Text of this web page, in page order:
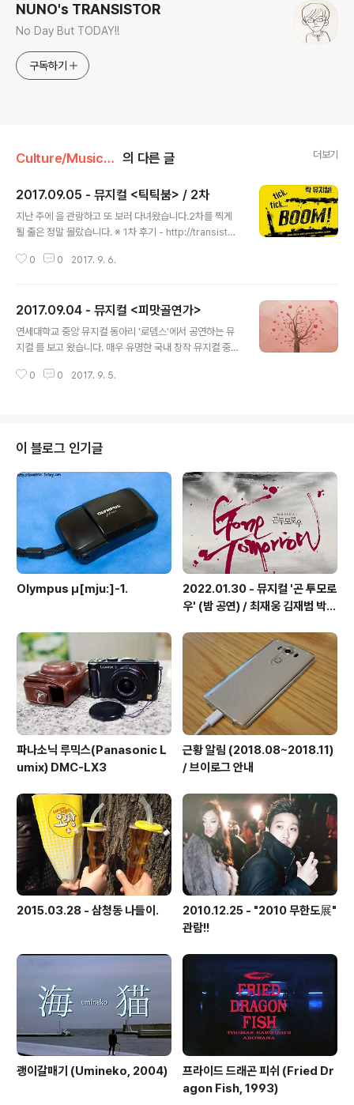
NUNO's TRANSISTOR
No Day But TODAY!!
구독하기
Culture/Musical&Play 의 다른 글 더보기
2017.09.05 - 뮤지컬 <틱틱붐> / 2차
지난 주에 을 관람하고 또 보러 다녀왔습니다.2차를 찍게
될 줄은 정말 몰랐습니다. ※ 1차 후기 - http://transistor.
니다. 이날의 캐스팅은 이건명(존), 배해선(수잔), 오종혁
스케줄에는 없더라구요. 하지만 배해선 수잔도 좋기 때문
에 괜찮았습니다. 주목적은 오종혁 마이클을 보는 것이었
어요. 오종혁 배우는 2013년 이후로 처음 보는 것이기도
편안해졌다는 느낌이었어요. 중간에 존(이건명)이 마이클
0 0 2017. 9. 6.
2017.09.04 - 뮤지컬 <피맛골연가>
연세대학교 중앙 뮤지컬 동아리 '로뎀스'에서 공연하는 뮤
지컬 를 보고 왔습니다. 매우 유명한 국내 창작 뮤지컬 중
습니다. 6년 전에 제이크 시마부쿠로가 와서 공연할 때 와
갖는 이야기입니다. 넘버 중에서 는 작품을 보지 않은 사람
들에게도 꽤 알려져 있을 정도로 너무나도 유명하죠. 1막과
2막의 연결이 다소 어색하고, 2막이 조금 지루해지기 쉽기
때문에 1막만 조금 늘리고 다듬어서 공연했으면 더 좋았겠
다는 관객들의 의견들도 많지요. 참고로 를 들으려면 2막
끝까지 다 봐야 합니다. 우려와..
0 0 2017. 9. 5.
이 블로그 인기글
Olympus μ[mju:]-1.
2022.01.30 - 뮤지컬 '곤 투모로
우' (밤 공연) / 최재웅 김재범 박영
파나소닉 루믹스(Panasonic L
umix) DMC-LX3
근황 알림 (2018.08~2018.11)
/ 브이로그 안내
2015.03.28 - 삼청동 나들이.
2010.12.25 - "2010 무한도展"
관람!!
괭이갈매기 (Umineko, 2004)
프라이드 드래곤 피쉬 (Fried Dr
agon Fish, 1993)